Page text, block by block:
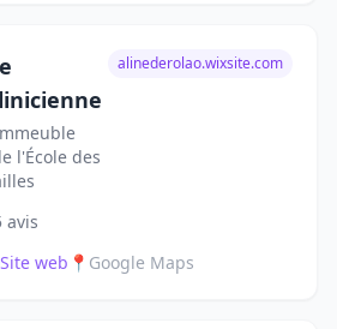
l'École des
alinederolao.wixsite.com
avis
Site web 📍 Google Maps